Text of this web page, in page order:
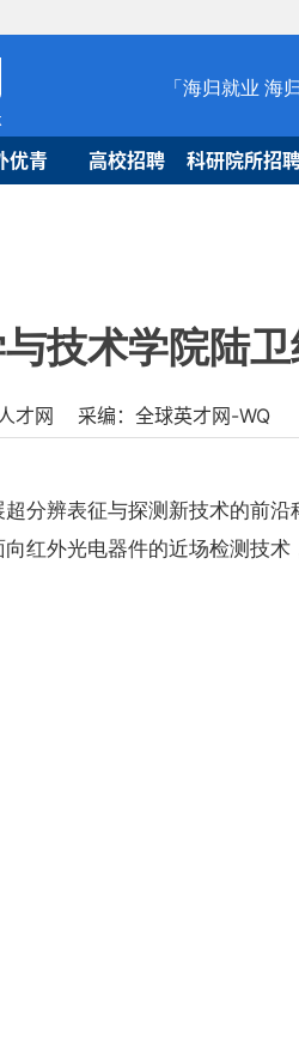
「海归就业 海
优青 高校招聘 科研院所招
技术学院陆
才网 采编：全球英才网-WQ
分辨表征与探测新技术的前
红外光电器件的近场检测技